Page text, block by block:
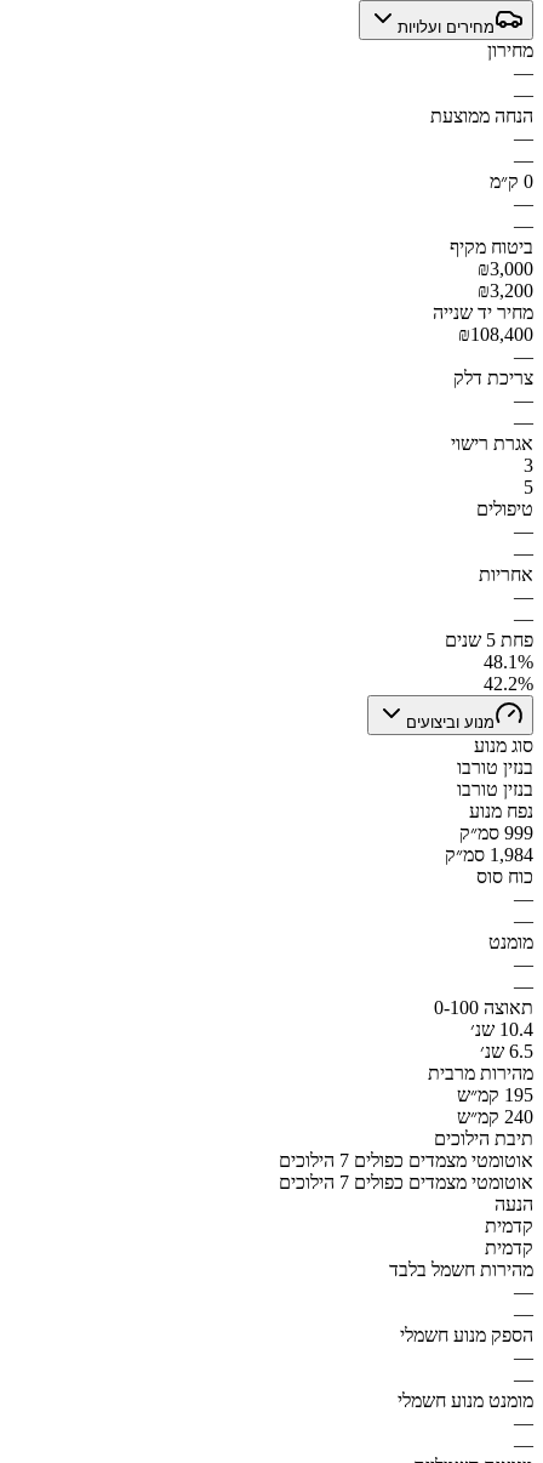
מחירים ועלויות
מחירון
—
—
הנחה ממוצעת
—
—
0 ק״מ
—
—
ביטוח מקיף
₪3,000
₪3,200
מחיר יד שנייה
₪108,400
—
צריכת דלק
—
—
אגרת רישוי
3
5
טיפולים
—
—
אחריות
—
—
פחת 5 שנים
48.1%
42.2%
מנוע וביצועים
סוג מנוע
בנזין טורבו
בנזין טורבו
נפח מנוע
999 סמ״ק
1,984 סמ״ק
כוח סוס
—
—
מומנט
—
—
תאוצה 0-100
10.4 שנ׳
6.5 שנ׳
מהירות מרבית
195 קמ״ש
240 קמ״ש
תיבת הילוכים
אוטומטי מצמדים כפולים 7 הילוכים
אוטומטי מצמדים כפולים 7 הילוכים
הנעה
קדמית
קדמית
מהירות חשמל בלבד
—
—
הספק מנוע חשמלי
—
—
מומנט מנוע חשמלי
—
—